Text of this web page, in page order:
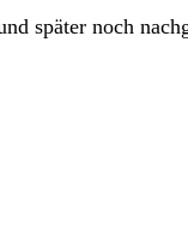
später noch